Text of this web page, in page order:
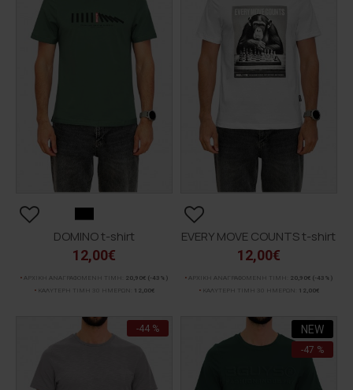
DOMINO t-shirt
12,00€
ΑΡΧΙΚΗ ΑΝΑΓΡΑΦΟΜΕΝΗ ΤΙΜΗ: 20,90€ (-43%)
ΚΑΛΥΤΕΡΗ ΤΙΜΗ 30 ΗΜΕΡΩΝ:
12,00€
EVERY MOVE COUNTS t-shirt
12,00€
ΑΡΧΙΚΗ ΑΝΑΓΡΑΦΟΜΕΝΗ ΤΙΜΗ: 20,90€ (-43%)
ΚΑΛΥΤΕΡΗ ΤΙΜΗ 30 ΗΜΕΡΩΝ:
12,00€
-44 % NEW
-47 %